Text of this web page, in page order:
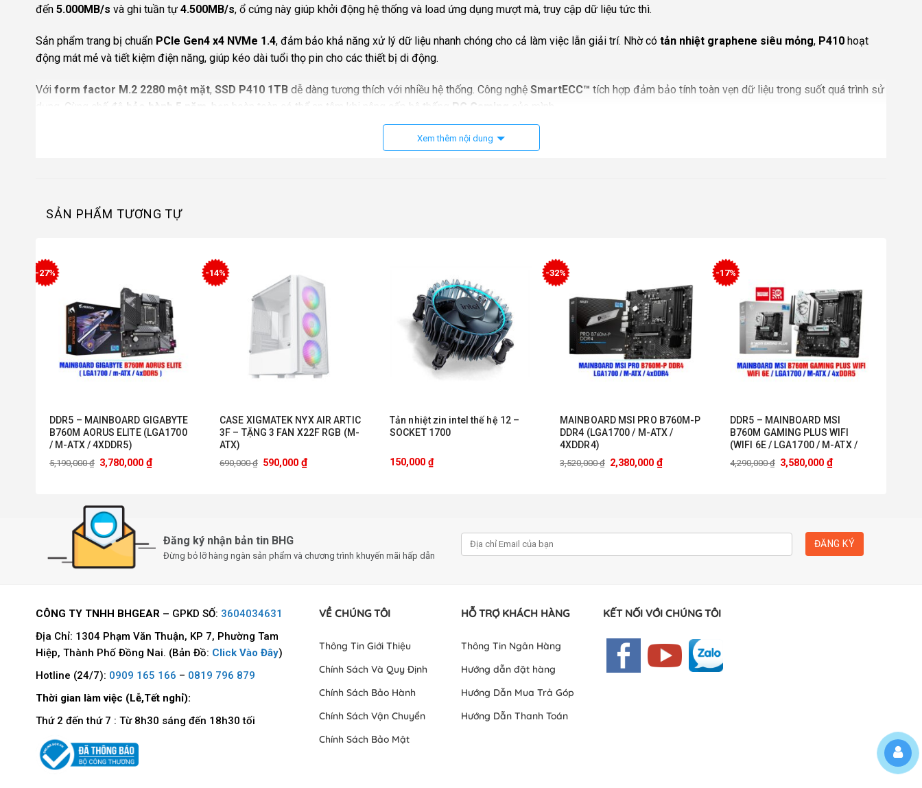
đến 5.000MB/s và ghi tuần tự 4.500MB/s, ổ cứng này giúp khởi động hệ thống và load ứng dụng mượt mà, truy cập dữ liệu tức thì.
Sản phẩm trang bị chuẩn PCIe Gen4 x4 NVMe 1.4, đảm bảo khả năng xử lý dữ liệu nhanh chóng cho cả làm việc lẫn giải trí. Nhờ có tản nhiệt graphene siêu mỏng, P410 hoạt
động mát mẻ và tiết kiệm điện năng, giúp kéo dài tuổi thọ pin cho các thiết bị di động.
Với form factor M.2 2280 một mặt, SSD P410 1TB dễ dàng tương thích với nhiều hệ thống. Công nghệ SmartECC™ tích hợp đảm bảo tính toàn vẹn dữ liệu trong suốt quá trình sử
dụng. Cùng chế độ bảo hành 5 năm , bạn hoàn toàn có thể an tâm khi nâng cấp hệ thống PC Gaming của mình.
TỔNG QUAN SSD PATRIOT P410 1TB GEN4X4 M.2 2280 NVME
SSD Patriot P410 1TB Gen4x4 M.2 2280 NVMe
Thương hiệu: Patriot
Model: P410P1TBM28H
Giao diện: PCIe Gen4x4
Xem thêm nội dung
SẢN PHẨM TƯƠNG TỰ
-27%
DDR5 – MAINBOARD GIGABYTE
B760M AORUS ELITE (LGA1700
/ M-ATX / 4XDDR5)
5,190,000₫ 3,780,000 ₫
-14%
CASE XIGMATEK NYX AIR ARTIC
3F – TẶNG 3 FAN X22F RGB (M-
ATX)
690,000₫ 590,000 ₫
Tản nhiệt zin intel thế hệ 12 –
SOCKET 1700
150,000 ₫
-32%
MAINBOARD MSI PRO B760M-P
DDR4 (LGA1700 / M-ATX /
4XDDR4)
3,520,000₫ 2,380,000 ₫
-17%
DDR5 – MAINBOARD MSI
B760M GAMING PLUS WIFI
(WIFI 6E / LGA1700 / M-ATX /
4XDDR5)
4,290,000₫ 3,580,000 ₫
Đăng ký nhận bản tin BHG
Đừng bỏ lỡ hàng ngàn sản phẩm và chương trình khuyến mãi hấp dẫn
CÔNG TY TNHH BHGEAR – GPKD SỐ: 3604034631
Địa Chỉ: 1304 Phạm Văn Thuận, KP 7, Phường Tam
Hiệp, Thành Phố Đồng Nai. (Bản Đồ: Click Vào Đây)
Hotline (24/7): 0909 165 166 – 0819 796 879
Thời gian làm việc (Lễ,Tết nghỉ):
Thứ 2 đến thứ 7 : Từ 8h30 sáng đến 18h30 tối
VỀ CHÚNG TÔI
Thông Tin Giới Thiệu
Chính Sách Và Quy Định
Chính Sách Bảo Hành
Chính Sách Vận Chuyển
Chính Sách Bảo Mật
HỖ TRỢ KHÁCH HÀNG
Thông Tin Ngân Hàng
Hướng dẫn đặt hàng
Hướng Dẫn Mua Trả Góp
Hướng Dẫn Thanh Toán
KẾT NỐI VỚI CHÚNG TÔI